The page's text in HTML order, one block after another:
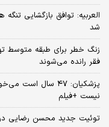
شد
زنگ خطر برای طبقه متوسط
فقر رانده می‌شوند
پزشکیان: ۴۷ سال
نیست +فیلم
توئیت جدید محسن رضایی